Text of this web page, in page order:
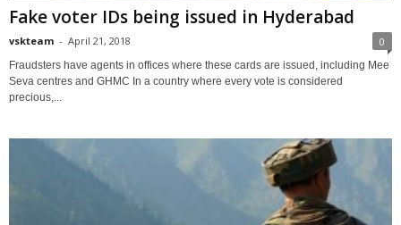
Fake voter IDs being issued in Hyderabad
vskteam - April 21, 2018 0
Fraudsters have agents in offices where these cards are issued, including Mee
Seva centres and GHMC In a country where every vote is considered
precious,...